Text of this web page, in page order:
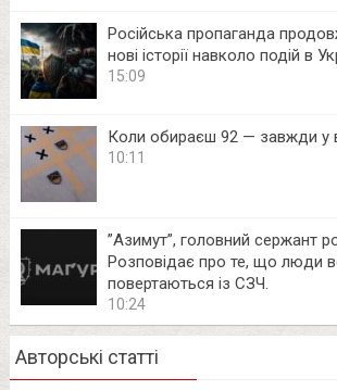
Російська пропаганда
нові історії навколо подій в
15:09
Коли обираєш 92 — завжди у
10:11
⁨”Азимут”, головний сержант
Розповідає про те, що люди
повертаються із СЗЧ.
10:24
Авторські статті